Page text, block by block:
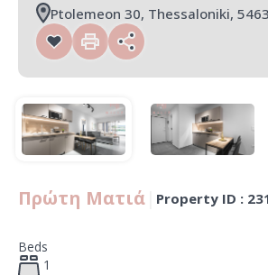
Ptolemeon 30, Thessaloniki,
Πρώτη Ματιά Property ID :
Beds
1